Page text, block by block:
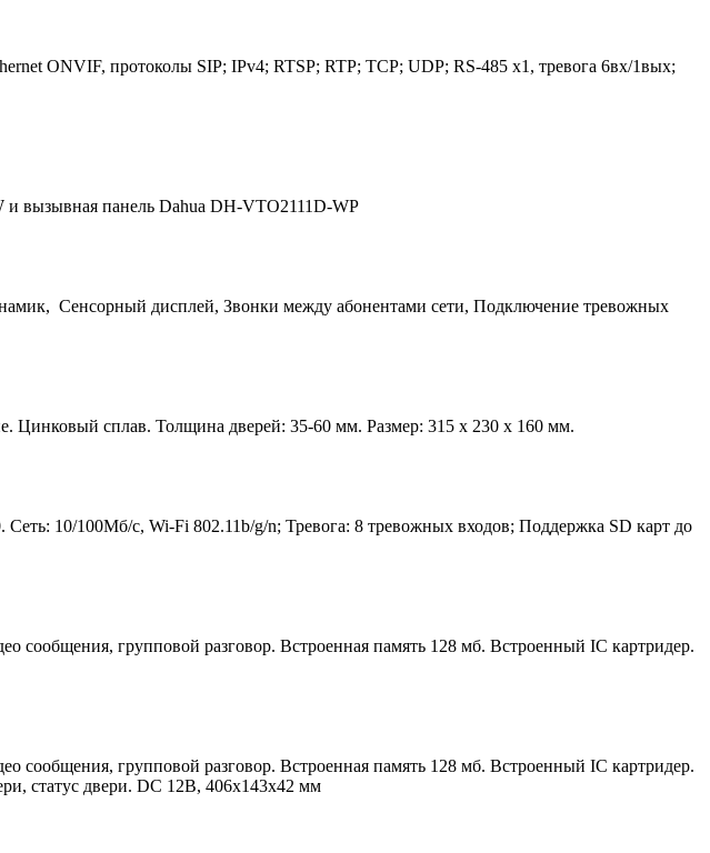
ONVIF, протоколы SIP; IPv4; RTSP; RTP; TCP; UDP; RS-485 х1, тревога 6вх/1вых;
вызывная панель Dahua DH-VTO2111D-WP
Сенсорный дисплей, Звонки между абонентами сети, Подключение тревожных
Цинковый сплав. Толщина дверей: 35-60 мм. Размер: 315 х 230 х 160 мм.
10/100Мб/с, Wi-Fi 802.11b/g/n; Тревога: 8 тревожных входов; Поддержка SD карт до
сообщения, групповой разговор. Встроенная память 128 мб. Встроенный IC картридер.
сообщения, групповой разговор. Встроенная память 128 мб. Встроенный IC картридер.
статус двери. DC 12В, 406х143х42 мм